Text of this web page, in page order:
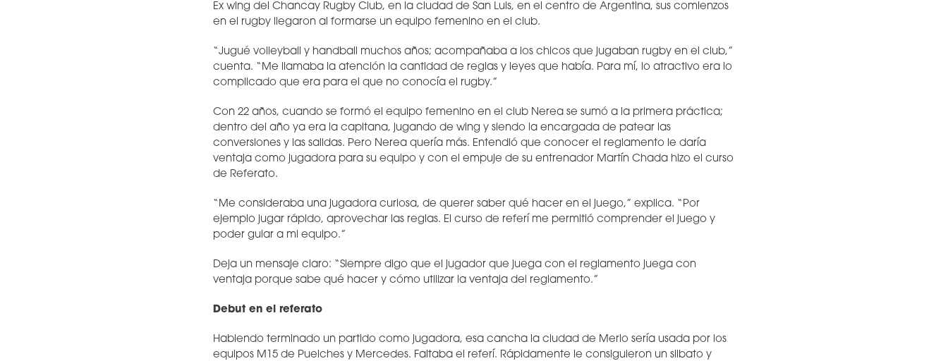
Ex wing del Chancay Rugby Club, en la ciudad de San Luis, en el centro de Argentina, sus comienzos
en el rugby llegaron al formarse un equipo femenino en el club.
“Jugué volleyball y handball muchos años; acompañaba a los chicos que jugaban rugby en el club,”
cuenta. “Me llamaba la atención la cantidad de reglas y leyes que había. Para mí, lo atractivo era lo
complicado que era para el que no conocía el rugby.”
Con 22 años, cuando se formó el equipo femenino en el club Nerea se sumó a la primera práctica;
dentro del año ya era la capitana, jugando de wing y siendo la encargada de patear las
conversiones y las salidas. Pero Nerea quería más. Entendió que conocer el reglamento le daría
ventaja como jugadora para su equipo y con el empuje de su entrenador Martín Chada hizo el curso
de Referato.
“Me consideraba una jugadora curiosa, de querer saber qué hacer en el juego,” explica. “Por
ejemplo jugar rápido, aprovechar las reglas. El curso de referí me permitió comprender el juego y
poder guiar a mi equipo.”
Deja un mensaje claro: “Siempre digo que el jugador que juega con el reglamento juega con
ventaja porque sabe qué hacer y cómo utilizar la ventaja del reglamento.”
Debut en el referato
Habiendo terminado un partido como jugadora, esa cancha la ciudad de Merlo sería usada por los
equipos M15 de Puelches y Mercedes. Faltaba el referí. Rápidamente le consiguieron un silbato y